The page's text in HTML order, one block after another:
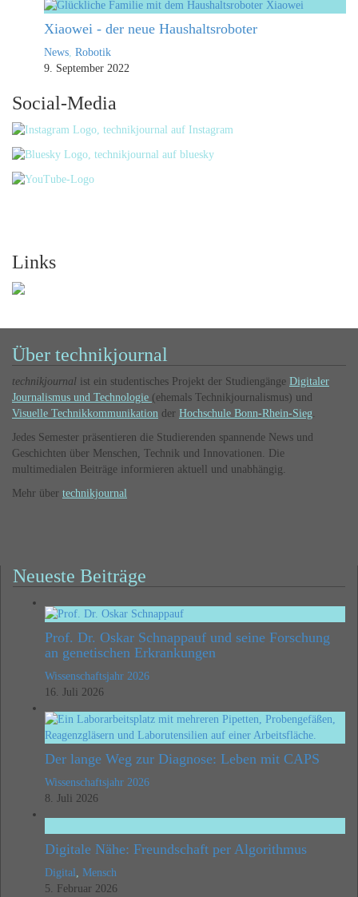
Xiaowei - der neue Haushaltsroboter
News, Robotik
9. September 2022
Social-Media
Links
Über technikjournal
technikjournal ist ein studentisches Projekt der Studiengänge Digitaler
Journalismus und Technologie (ehemals Technikjournalismus) und
Visuelle Technikkommunikation der Hochschule Bonn-Rhein-Sieg
Jedes Semester präsentieren die Studierenden spannende News und
Geschichten über Menschen, Technik und Innovationen. Die
multimedialen Beiträge informieren aktuell und unabhängig.
Mehr über technikjournal
Neueste Beiträge
Prof. Dr. Oskar Schnappauf und seine Forschung
an genetischen Erkrankungen
Wissenschaftsjahr 2026
16. Juli 2026
Der lange Weg zur Diagnose: Leben mit CAPS
Wissenschaftsjahr 2026
8. Juli 2026
Digitale Nähe: Freundschaft per Algorithmus
Digital, Mensch
5. Februar 2026